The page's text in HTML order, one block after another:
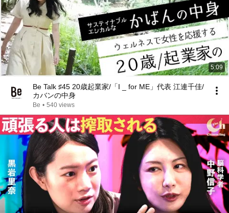
5:09
Be Talk ♯45 20歳起業家/「I _ for ME」代表 江連千佳/
カバンの中身
Be • 540 views